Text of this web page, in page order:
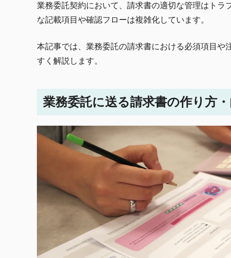
業務委託契約において、請求書の適切な管理はト
な記載項目や確認フローは複雑化しています。
本記事では、業務委託の請求書における必須項目
すく解説します。
業務委託に送る請求書の作り方